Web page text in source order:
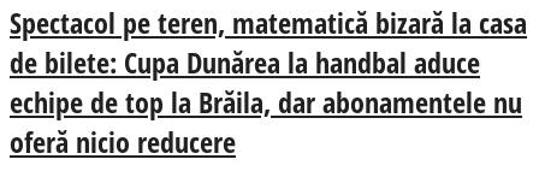
Spectacol pe teren, matematică bizară la casa
de bilete: Cupa Dunărea la handbal aduce
echipe de top la Brăila, dar abonamentele nu
oferă nicio reducere